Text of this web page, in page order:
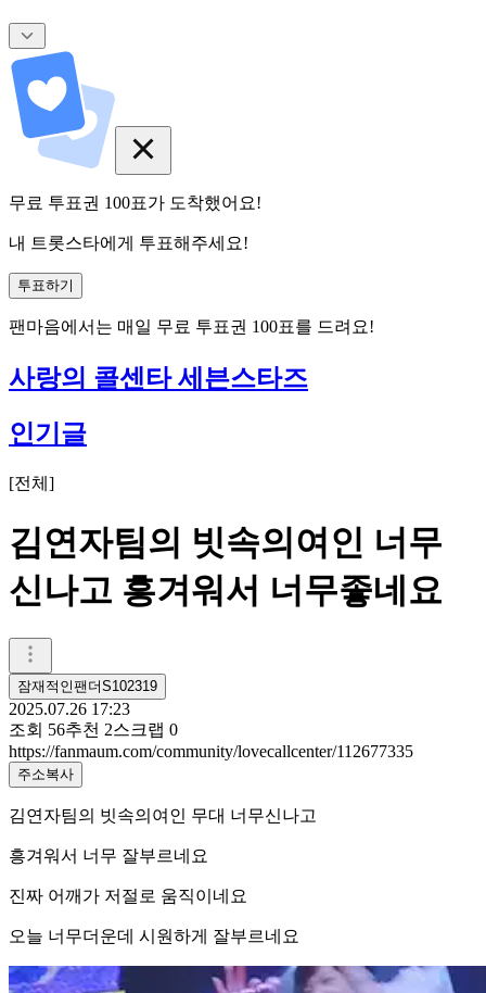
무료 투표권 100표가 도착했어요!
내 트롯스타에게 투표해주세요!
투표하기
팬마음에서는 매일 무료 투표권 100표를 드려요!
사랑의 콜센타 세븐스타즈
인기글
[전체 ]
김연자팀의 빗속의여인 너무
신나고 흥겨워서 너무좋네요
잠재적인팬더S102319
2025.07.26 17:23
조회 56추천 2스크랩 0
https://fanmaum.com/community/lovecallcenter/112677335
주소복사
김연자팀의 빗속의여인 무대 너무신나고
흥겨워서 너무 잘부르네요
진짜 어깨가 저절로 움직이네요
오늘 너무더운데 시원하게 잘부르네요